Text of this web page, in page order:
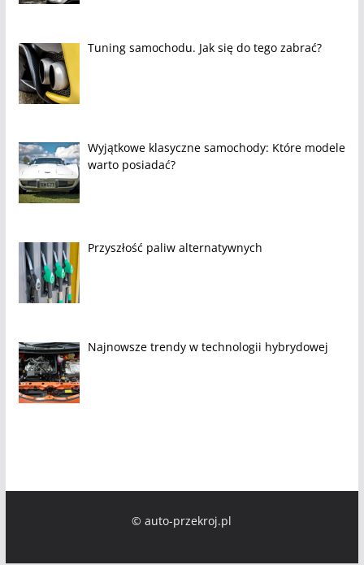
Tuning samochodu. Jak się do tego zabrać?
Wyjątkowe klasyczne samochody: Które modele
warto posiadać?
Przyszłość paliw alternatywnych
Najnowsze trendy w technologii hybrydowej
© auto-przekroj.pl